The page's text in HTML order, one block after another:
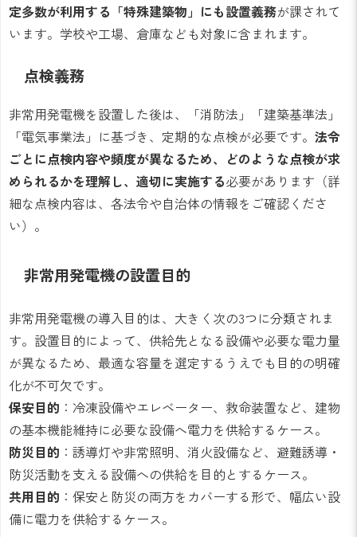
定多数が利用する「特殊建築物」にも設置義務が課されて
います。学校や工場、倉庫なども対象に含まれます。
点検義務
非常用発電機を設置した後は、「消防法」「建築基準法」
「電気事業法」に基づき、定期的な点検が必要です。 法令
ごとに点検内容や頻度が異なるため、どのような点検が求
められるかを理解し、適切に実施する必要があります（詳
細な点検内容は、各法令や自治体の情報をご確認くださ
い）。
非常用発電機の設置目的
非常用発電機の導入目的は、大きく次の3つに分類されま
す。設置目的によって、供給先となる設備や必要な電力量
が異なるため、最適な容量を選定するうえでも目的の明確
化が不可欠です。
保安目的 ：冷凍設備やエレベーター、救命装置など、建物
の基本機能維持に必要な設備へ電力を供給するケース。
防災目的 ：誘導灯や非常照明、消火設備など、避難誘導・
防災活動を支える設備への供給を目的とするケース。
共用目的 ：保安と防災の両方をカバーする形で、幅広い設
備に電力を供給するケース。